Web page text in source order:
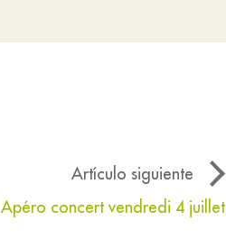
Artículo siguiente
Apéro concert vendredi 4 juillet